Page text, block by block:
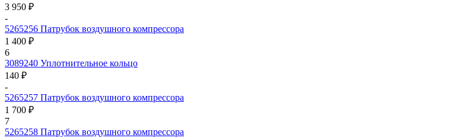
3 950 ₽
-
5265256 Патрубок воздушного компрессора
1 400 ₽
6
3089240 Уплотнительное кольцо
140 ₽
-
5265257 Патрубок воздушного компрессора
1 700 ₽
7
5265258 Патрубок воздушного компрессора